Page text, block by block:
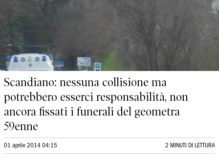
Scandiano: nessuna collisione ma
potrebbero esserci responsabilità, non
ancora fissati i funerali del geometra
59enne
01 aprile 2014 04:15 2 MINUTI DI LETTURA